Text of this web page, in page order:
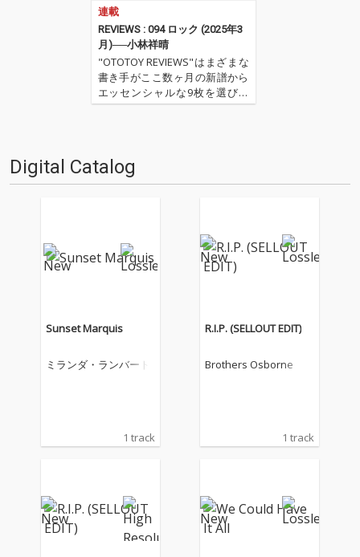
連載
REVIEWS : 094 ロック (2025年3
月)──小林祥晴
"OTOTOY REVIEWS"はまざまな
書き手がここ数ヶ月の新譜から
エッセンシャルな9枚を選びレ
ヴューするコーナー。今回は小
月)』'' '…
Digital Catalog
Sunset Marquis
ミランダ・ランバート
1 track
R.I.P. (SELLOUT EDIT)
Brothers Osborne
1 track